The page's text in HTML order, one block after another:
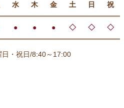
水 木 金 土 日 祝
● ● ● ◇ ◇ ◇
・祝日/8:40～17:00